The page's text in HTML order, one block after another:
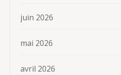
juin 2026
mai 2026
avril 2026